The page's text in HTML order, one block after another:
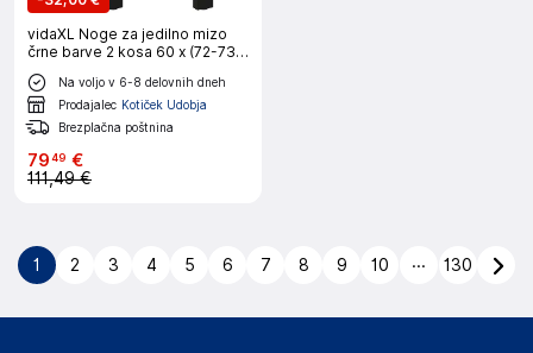
vidaXL Noge za jedilno mizo
črne barve 2 kosa 60 x (72-73)
cm jeklo
Na voljo v 6-8 delovnih dneh
Prodajalec Kotiček Udobja
Brezplačna poštnina
7949 €
111,49 €
1 2 3 4 5 6 7 8 9 10 ... 130